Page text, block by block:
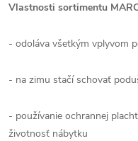
Vlastnosti sortimentu
- odoláva všetkým vplyvom
- na zimu stačí schovať
- používanie ochrannej
životnosť nábytku